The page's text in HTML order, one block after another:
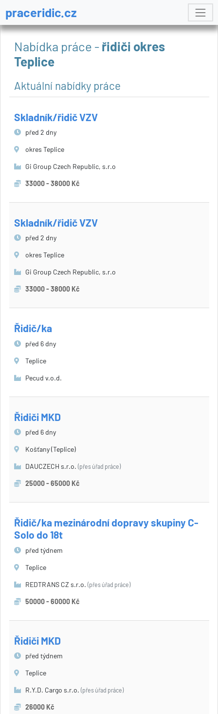
praceridic.cz
Nabídka práce -řidiči okres
Teplice
Aktuální nabídky práce
Skladník/řidič VZV
před 2 dny
okres Teplice
Gi Group Czech Republic, s.r.o
33000 - 38000 Kč
Skladník/řidič VZV
před 2 dny
okres Teplice
Gi Group Czech Republic, s.r.o
33000 - 38000 Kč
Řidič/ka
před 6 dny
Teplice
Pecud v.o.d.
Řidiči MKD
před 6 dny
Košťany (Teplice)
DAUCZECH s.r.o. (přes úřad práce)
25000 - 65000 Kč
Řidič/ka mezinárodní dopravy skupiny C-
Solo do 18t
před týdnem
Teplice
REDTRANS CZ s.r.o. (přes úřad práce)
50000 - 60000 Kč
Řidiči MKD
před týdnem
Teplice
R.Y.D. Cargo s.r.o. (přes úřad práce)
26000 Kč